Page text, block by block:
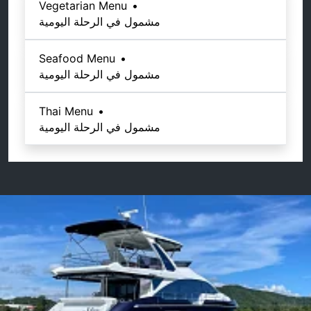
Vegetarian Menu •
مشمول في الرحلة اليومية
Seafood Menu •
مشمول في الرحلة اليومية
Thai Menu •
مشمول في الرحلة اليومية